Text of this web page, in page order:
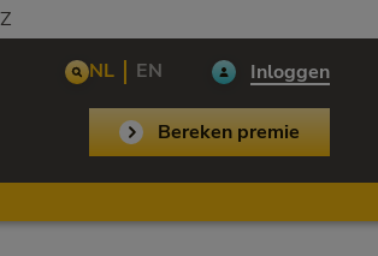
NL EN Inloggen
Bereken premie